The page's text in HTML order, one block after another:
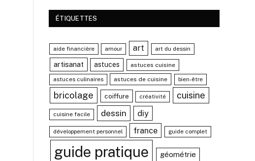
ÉTIQUETTES
aide financière amour art art du dessin
artisanat astuces astuces cuisine
astuces culinaires astuces de cuisine bien-être
bricolage coiffure créativité cuisine
cuisine facile dessin diy
développement personnel france guide complet
guide pratique géométrie